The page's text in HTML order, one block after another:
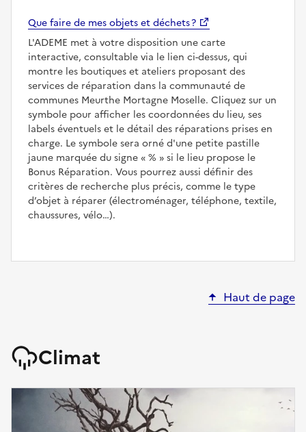
Que faire de mes objets et déchets ?
L'ADEME met à votre disposition une carte
interactive, consultable via le lien ci-dessus, qui
montre les boutiques et ateliers proposant des
services de réparation dans la communauté de
communes Meurthe Mortagne Moselle. Cliquez sur un
symbole pour afficher les coordonnées du lieu, ses
labels éventuels et le détail des réparations prises en
charge. Le symbole sera orné d'une petite pastille
jaune marquée du signe
%
si le lieu propose le
Bonus Réparation. Vous pourrez aussi définir des
critères de recherche plus précis, comme le type
d’objet à réparer (électroménager, téléphone, textile,
chaussures, vélo…).
Haut de page
Climat